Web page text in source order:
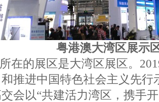
粤港澳大湾区展示
的展区是大湾区展区。
推进中国特色社会主义先
会以“共建活力湾区，携手